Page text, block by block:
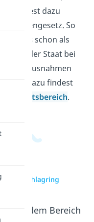
und liest dazu
Waffengesetz. So
etwas schon als
der Staat bei
keine Ausnahmen
Videos dazu findest
Wirtschaftsbereich.
Schlagring
aus dem Bereich